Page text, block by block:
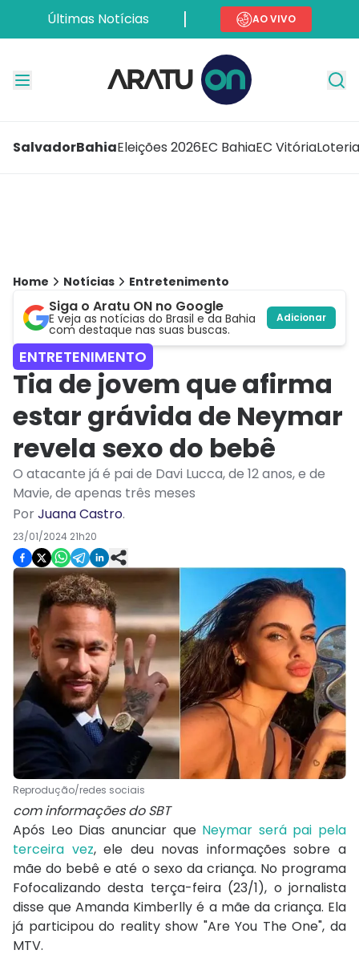
Últimas Notícias AO VIVO
SalvadorBahiaEleições 2026EC BahiaEC Vitória
Home Notícias Entretenimento
Siga o Aratu ON no Google
E veja as notícias do Brasil e da Bahia
com destaque nas suas buscas.
Adicionar
ENTRETENIMENTO
Tia de jovem que afirma
estar grávida de Neymar
revela sexo do bebê
O atacante já é pai de Davi Lucca, de 12 anos, e de
Mavie, de apenas três meses
PorJuana Castro.
23/01/2024 21h20
Reprodução/redes sociais
com informações do SBT
Após Leo Dias anunciar que Neymar será pai pela
terceira vez, ele deu novas informações sobre a
mãe do bebê e até o sexo da criança. No programa
Fofocalizando desta terça-feira (23/1), o jornalista
disse que Amanda Kimberlly é a mãe da criança. Ela
já participou do reality show "Are You The One", da
MTV.